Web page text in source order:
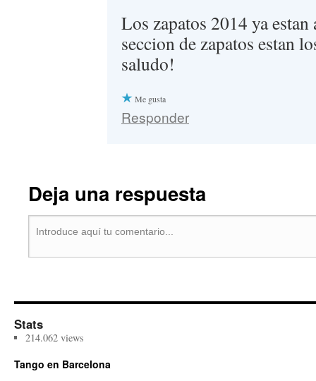
Los zapatos 2014 ya
seccion de zapatos estan
saludo!
Me gusta
Responder
Deja una respuesta
Stats
214.062 views
Tango en Barcelona